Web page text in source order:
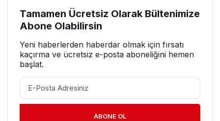
Tamamen Ücretsiz Olarak Bültenimize
Abone Olabilirsin
Yeni haberlerden haberdar olmak için fırsatı
kaçırma ve ücretsiz e-posta aboneliğini hemen
başlat.
ABONE OL